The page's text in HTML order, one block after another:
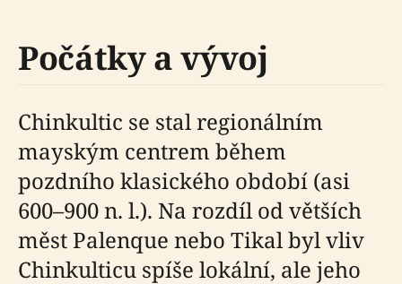
Počátky a vývoj
Chinkultic se stal regionálním
mayským centrem během
pozdního klasického období (asi
600–900 n. l.). Na rozdíl od větších
měst Palenque nebo Tikal byl vliv
Chinkulticu spíše lokální, ale jeho